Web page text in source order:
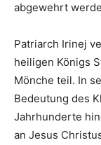
abgewehrt
Patriarch Irinej
heiligen Königs
Mönche teil. In
Bedeutung des
Jahrhunderte
an Jesus